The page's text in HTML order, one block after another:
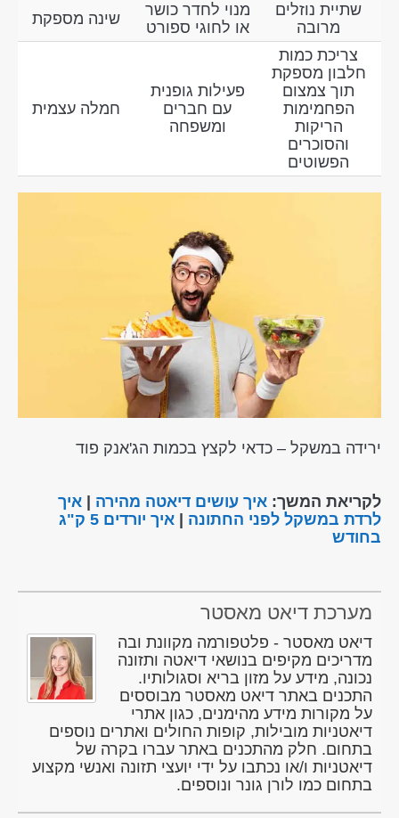
שתיית נוזלים
מרובה
מנוי לחדר כושר
או לחוגי ספורט
שינה מספקת
צריכת כמות
חלבון מספקת
תוך צמצום
הפחמימות
הריקות
והסוכרים
הפשוטים
פעילות גופנית
עם חברים
ומשפחה
חמלה עצמית
ירידה במשקל – כדאי לקצץ בכמות הג'אנק פוד
לקריאת המשך: איך עושים דיאטה מהירה | איך
לרדת במשקל לפני החתונה |
איך יורדים 5 ק"ג
בחודש
מערכת דיאט מאסטר
דיאט מאסטר - פלטפורמה מקוונת ובה
מדריכים מקיפים בנושאי דיאטה ותזונה
נכונה, מידע על מזון בריא וסגולותיו.
התכנים באתר דיאט מאסטר מבוססים
על מקורות מידע מהימנים, כגון אתרי
דיאטניות מובילות, קופות החולים ואתרים נוספים
בתחום. חלק מהתכנים באתר עברו בקרה של
דיאטניות ו/או נכתבו על ידי יועצי תזונה ואנשי מקצוע
בתחום כמו לורן גונר ונוספים.